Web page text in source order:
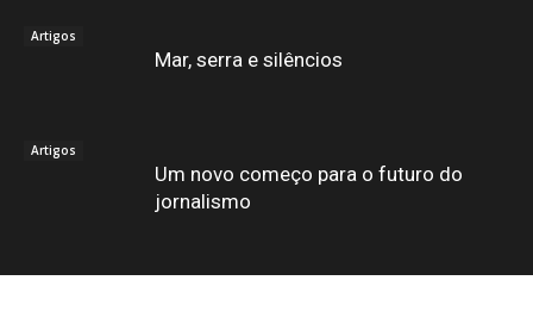
Artigos
Mar, serra e silêncios
Artigos
Um novo começo para o futuro do
jornalismo